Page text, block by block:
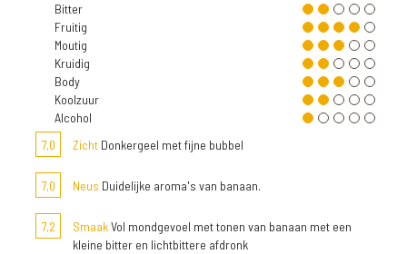
Bitter
Fruitig
Moutig
Kruidig
Body
Koolzuur
Alcohol
7,0
Zicht Donkergeel met fijne bubbel
7,0 Neus Duidelijke aroma's van banaan.
7,2 SmaakVol mondgevoel met tonen van banaan met een
kleine bitter en lichtbittere afdronk